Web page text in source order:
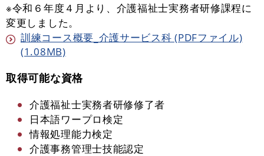
※令和６年度４月より、介護福祉士実務者研修課程​に
変更しました。
訓練コース概要_介護サービス科 (PDFファイル)
(1.08MB)
取得可能な資格
介護福祉士実務者研修修了者
日本語ワープロ検定
情報処理能力検定
介護事務管理士技能認定